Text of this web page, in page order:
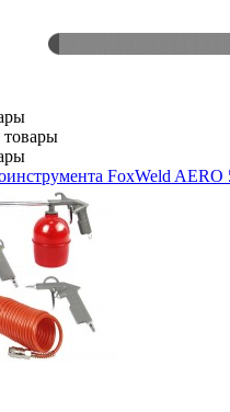
FoxWeld AERO